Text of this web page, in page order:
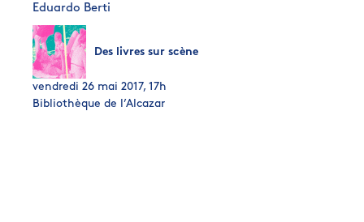
Eduardo Berti
Des livres sur scène
vendredi 26 mai 2017, 17h
Bibliothèque de l’Alcazar